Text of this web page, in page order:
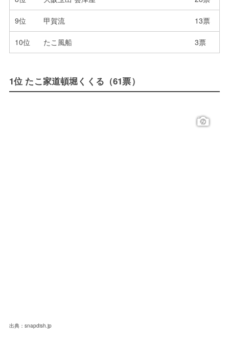
9位 甲賀流 13票
10位 たこ風船 3票
1位 たこ家道頓堀くくる（61票）
出典：snapdish.jp